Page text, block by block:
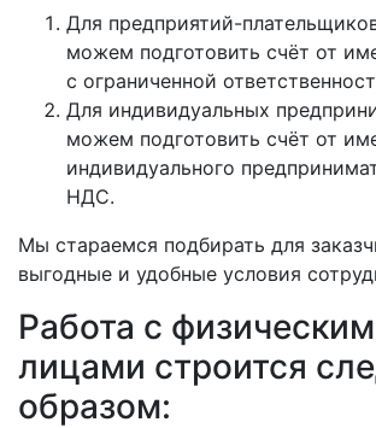
Для предприятий-
можем подготовить счёт от
с ограниченной
Для индивидуальных
можем подготовить счёт от
индивидуального
НДС.
Мы стараемся подбирать для
выгодные и удобные условия
Работа с
лицами строится
образом: